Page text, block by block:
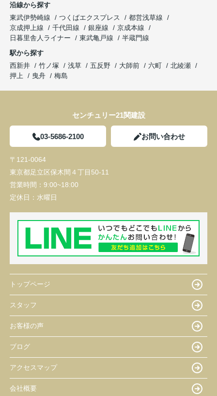
沿線から探す
東武伊勢崎線
つくばエクスプレス
都営浅草線
京成押上線
千代田線 銀座線
京成本線
日暮里舎人ライナー
東武亀戸線
半蔵門線
駅から探す
西新井
竹ノ塚 浅草 五反野 大師前 六町
北綾瀬
押上
曳舟 梅島
センチュリー21関建設
03-5686-2100 お問い合わせ
〒121-0064
東京都足立区保木間４丁目50-11
営業時間： 9:00~18:00
定休日： 水曜日
トップページ
スタッフ
お客様の声
ブログ
アクセスマップ
会社概要